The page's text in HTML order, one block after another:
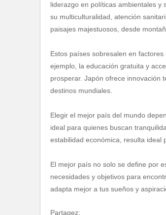
liderazgo en políticas ambientales y
su multiculturalidad, atención
paisajes majestuosos, desde
Estos países sobresalen en
ejemplo, la educación gratuita y
prosperar. Japón ofrece innovación
destinos mundiales.
Elegir el mejor país del mundo
ideal para quienes buscan
estabilidad económica, resulta ideal
El mejor país no solo se define por
necesidades y objetivos para
adapta mejor a tus sueños y
Partagez: